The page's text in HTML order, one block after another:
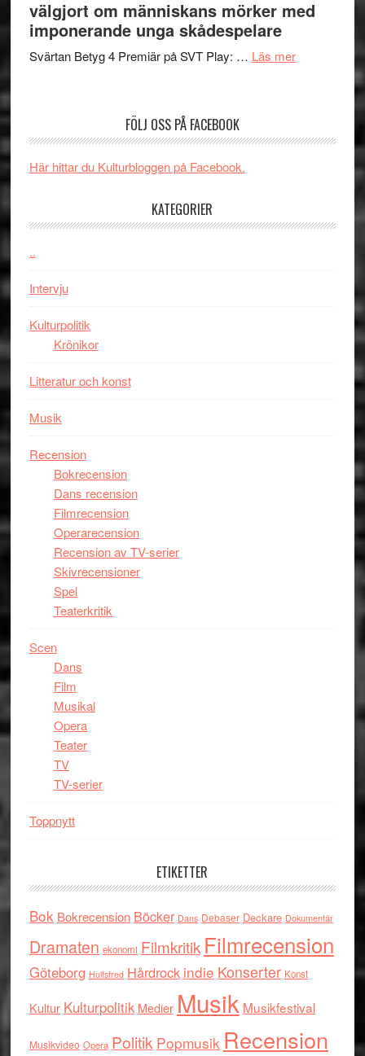
och
en
storform
synas
styra
välgjort om människans mörker med
imponerande unga skådespelare
Svärtan Betyg 4 Premiär på SVT Play: … Läs merom
människans
imponerande
FÖLJ OSS PÅ FACEBOOK
Här hittar du Kulturbloggen på Facebook.
KATEGORIER
..
Intervju
Kulturpolitik
Krönikor
Litteratur och konst
Musik
Recension
Bokrecension
Dans recension
Filmrecension
Operarecension
Recension av TV-serier
Skivrecensioner
Spel
Teaterkritik
Scen
Dans
Film
Musikal
Opera
Teater
TV
TV-serier
Toppnytt
ETIKETTER
Bok Bokrecension Böcker Dans Debaser Deckare Dokumentär
Dramaten ekonomi Filmkritik Filmrecension
Göteborg Hultsfred Hårdrock indie Konserter Konst
Kultur Kulturpolitik Medier Musik Musikfestival
Musikvideo Opera Politik Popmusik Recension